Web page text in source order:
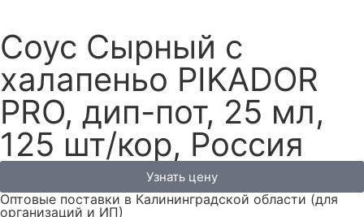
Соус Сырный с
халапеньо PIKADOR
PRO, дип-пот, 25 мл,
125 шт/кор, Россия
Узнать цену
Оптовые поставки в Калининградской области (для
организаций и ИП)